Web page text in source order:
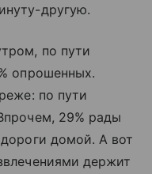
другую.
по пути
опрошенных.
по пути
29% рады
домой. А вот
держит